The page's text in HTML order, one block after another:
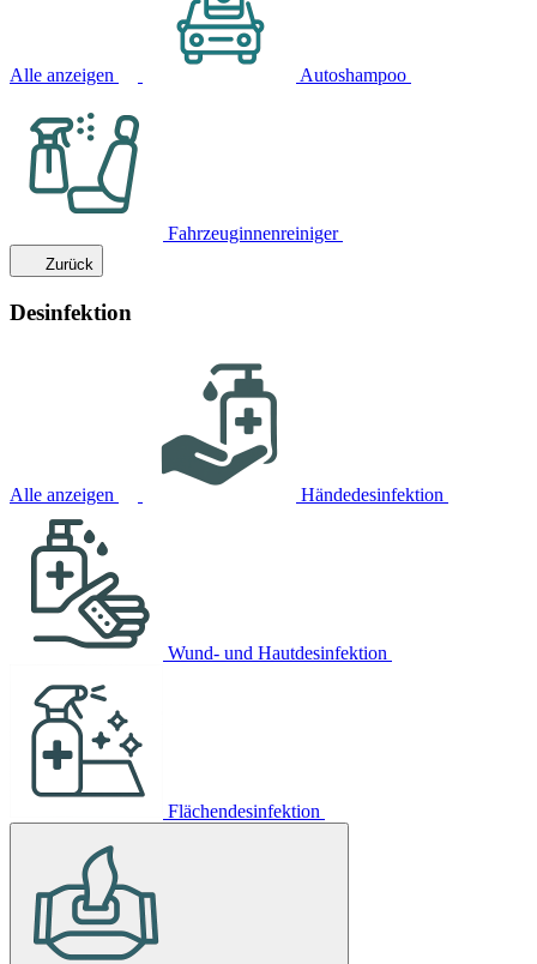
Alle anzeigen Autoshampoo
Fahrzeuginnenreiniger
Zurück
Desinfektion
Alle anzeigen Händedesinfektion
Wund- und Hautdesinfektion
Flächendesinfektion